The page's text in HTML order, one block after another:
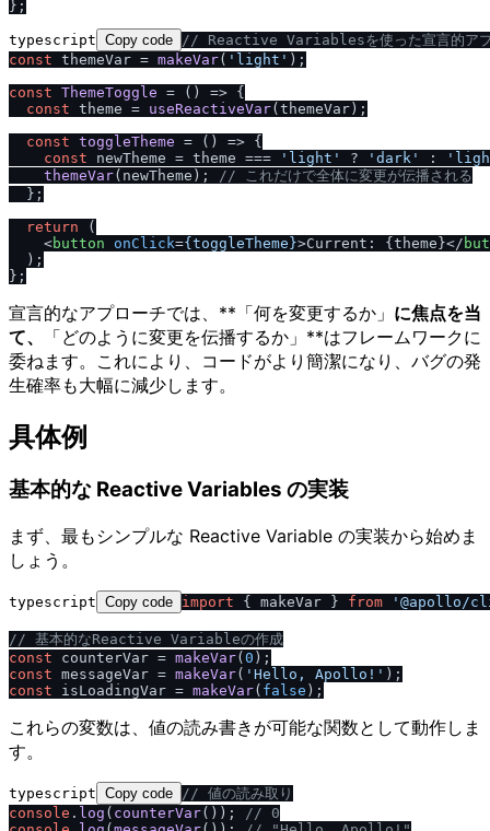
typescript Copy code / / Reactive Variablesを使った宣言的ア
const themeVar = makeVar( 'light' );
const ThemeToggle = ( ) => {
const theme = useReactiveVar(themeVar);
const toggleTheme = ( ) => {
const newTheme = theme === 'light' ? 'dark' :
themeVar(newTheme); / / これだけで全体に変更が伝播される
  };
return (
<button onClick={toggleTheme}>Current: {theme}</
  );
宣言的なアプローチでは、**「何を変更するか」 に焦点を当
て、
「どのように変更を伝播するか」**はフレームワークに
委ねます。これにより、コードがより簡潔になり、バグの発
生確率も大幅に減少します。
具体例
基本的な Reactive Variables の実装
まず、最もシンプルな Reactive Variable の実装から始めま
しょう。
typescript Copy code import { makeVar } from '@apollo/
// 基本的なReactive Variableの作成
const counterVar = makeVar( 0
const messageVar = makeVar( 'Hello, Apollo!'
const isLoadingVar = makeVar( false
これらの変数は、値の読み書きが可能な関数として動作しま
す。
typescript Copy code // 値の読み取り
console . log ( counterVar()); // 0